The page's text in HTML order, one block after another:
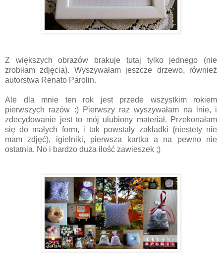
Z większych obrazów brakuje tutaj tylko jednego (nie
zrobiłam zdjęcia). Wyszywałam jeszcze drzewo, również
autorstwa Renato Parolin.
Ale dla mnie ten rok jest przede wszystkim rokiem
pierwszych razów :) Pierwszy raz wyszywałam na lnie, i
zdecydowanie jest to mój ulubiony materiał. Przekonałam
się do małych form, i tak powstały zakładki (niestety nie
mam zdjęć), igielniki, pierwsza kartka a na pewno nie
ostatnia. No i bardzo duża ilość zawieszek ;)